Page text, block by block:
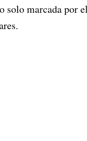
solo marcada por